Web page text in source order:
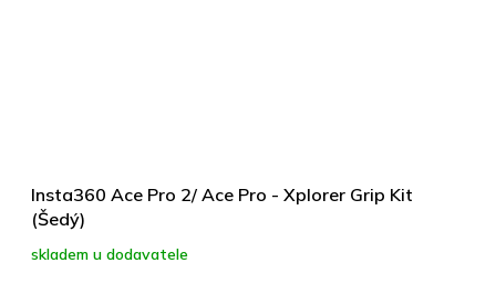
Insta360 Ace Pro 2/ Ace Pro - Xplorer Grip Kit
(Šedý)
skladem u dodavatele